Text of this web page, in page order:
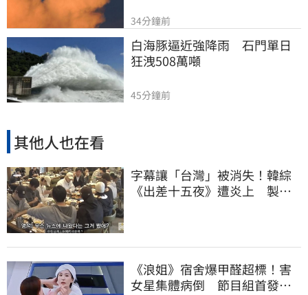
34分鐘前
白海豚逼近強降雨　石門單日
狂洩508萬噸
45分鐘前
其他人也在看
字幕讓「台灣」被消失！韓綜
《出差十五夜》遭炎上 製作
《浪姐》宿舍爆甲醛超標！害
女星集體病倒 節目組首發聲